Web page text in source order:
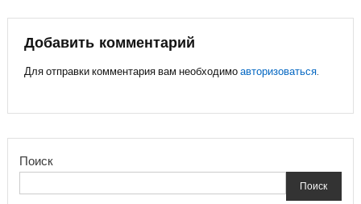
записям
Добавить комментарий
Для отправки комментария вам необходимоавторизоваться.
Поиск
Поиск